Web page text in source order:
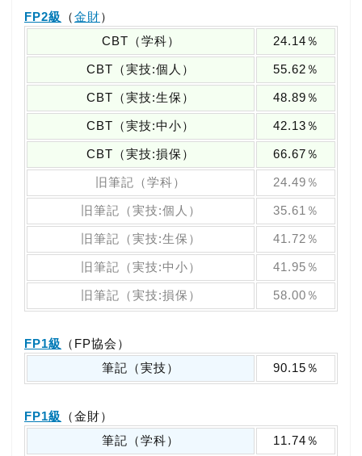
FP2級 （金財）
CBT（学科）
24.14％
CBT（実技:個人） 55.62％
CBT（実技:生保） 48.89％
CBT（実技:中小） 42.13％
CBT（実技:損保） 66.67％
旧筆記（学科） 24.49％
旧筆記（実技:個人） 35.61％
旧筆記（実技:生保） 41.72％
旧筆記（実技:中小） 41.95％
旧筆記（実技:損保） 58.00％
FP1級
（FP協会）
筆記（実技）
90.15％
FP1級
（金財）
筆記（学科）
11.74％